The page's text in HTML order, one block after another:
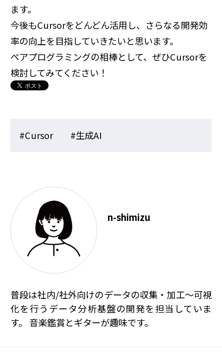
ます。
今後もCursorをどんどん活用し、さらなる開発効
率の向上を目指していきたいと思います。
ペアプログラミングの相棒として、ぜひCursorを
検討してみてください！
#Cursor #生成AI
n-shimizu
普段は社内/社外向けのデータの収集・加工～可視
化を行うデータ分析基盤の開発を担当していま
す。 音楽鑑賞とギターが趣味です。